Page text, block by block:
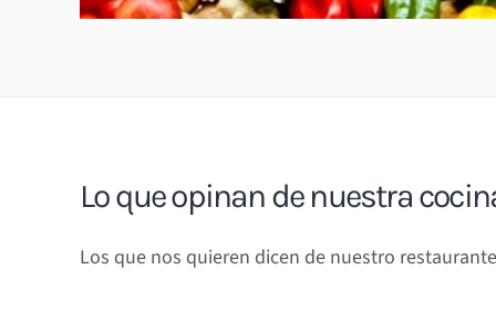
Lo que opinan de nuestra
Los que nos quieren dicen de nuestro